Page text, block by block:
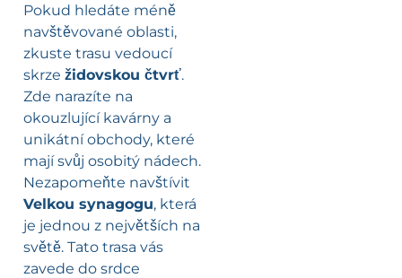
Pokud hledáte méně
navštěvované oblasti,
zkuste trasu vedoucí
skrze židovskou čtvrť.
Zde narazíte na
okouzlující kavárny a
unikátní obchody, které
mají svůj osobitý nádech.
Nezapomeňte navštívit
Velkou synagogu, která
je jednou z největších na
světě. Tato trasa vás
zavede do srdce